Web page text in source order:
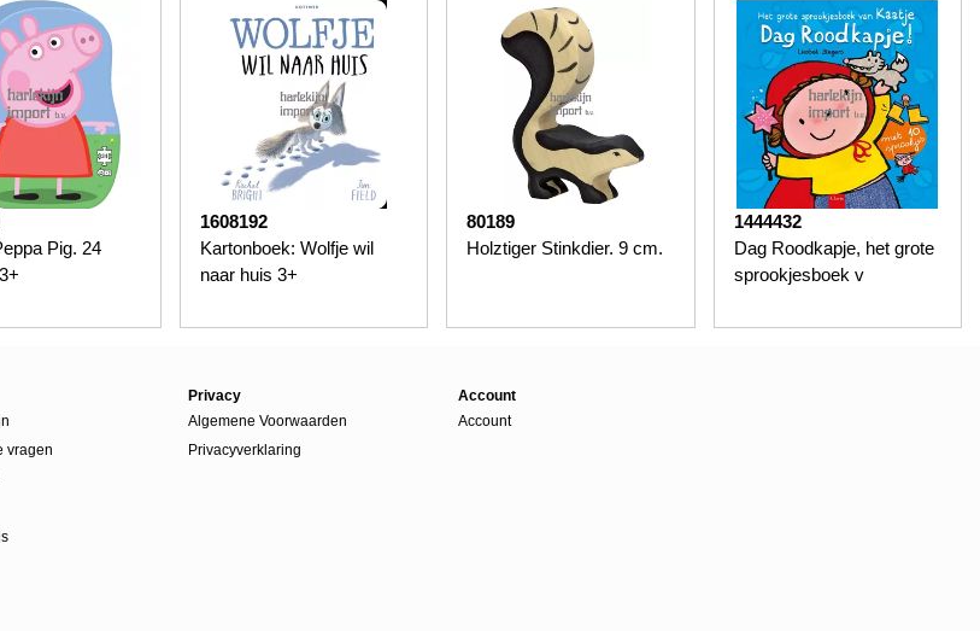
Pig. 24
1608192
Kartonboek: Wolfje wil
naar huis 3+
80189
Holztiger Stinkdier. 9 cm.
1444432
Dag Roodkapje, het grote
sprookjesboek v
vragen
Privacy
Algemene Voorwaarden
Privacyverklaring
Account
Account